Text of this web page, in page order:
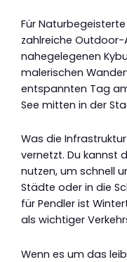
Für
zahlreiche Outdoor-
nahegelegenen
malerischen
entspannten Tag
See mitten in der
Was die
vernetzt. Du kannst
nutzen, um schnell
Städte oder in die
für Pendler ist
als wichtiger
Wenn es um das